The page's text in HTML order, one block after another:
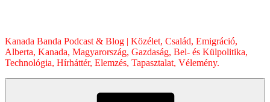
Kanada Banda Podcast & Blog | Közélet, Család, Emigráció,
Alberta, Kanada, Magyarország, Gazdaság, Bel- és Külpolitika,
Technológia, Hírháttér, Elemzés, Tapasztalat, Vélemény.